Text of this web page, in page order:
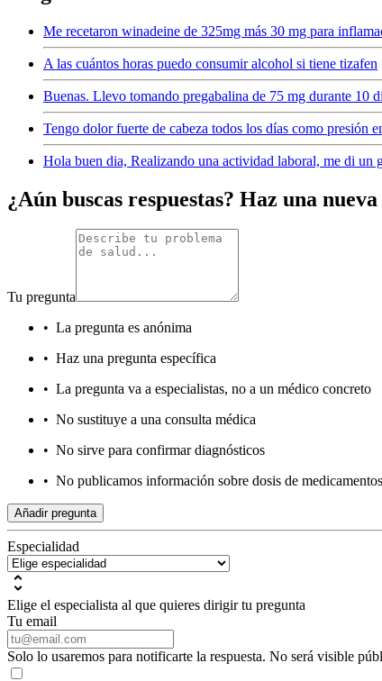
Me recetaron winadeine de 325mg más 30 mg para
A las cuántos horas puedo consumir alcohol si tiene tizafen
Buenas. Llevo tomando pregabalina de 75 mg durante 10
Tengo dolor fuerte de cabeza todos los días como presión
Hola buen dia, Realizando una actividad laboral, me di un
¿Aún buscas respuestas? Haz una
Tu pregunta
• La pregunta es anónima
• Haz una pregunta específica
• La pregunta va a especialistas, no a un médico concreto
• No sustituye a una consulta médica
• No sirve para confirmar diagnósticos
• No publicamos información sobre dosis de medicamentos
Añadir pregunta
Especialidad
Elige el especialista al que quieres dirigir tu pregunta
Tu email
Solo lo usaremos para notificarte la respuesta. No será visible